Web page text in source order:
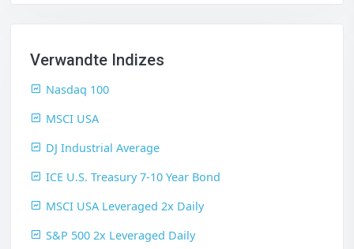
Verwandte Indizes
Nasdaq 100
MSCI USA
DJ Industrial Average
ICE U.S. Treasury 7-10 Year Bond
MSCI USA Leveraged 2x Daily
S&P 500 2x Leveraged Daily